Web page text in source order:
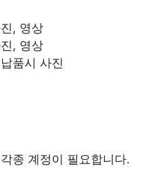
, 영상
, 영상
품시 사진
종 계정이 필요합니다.